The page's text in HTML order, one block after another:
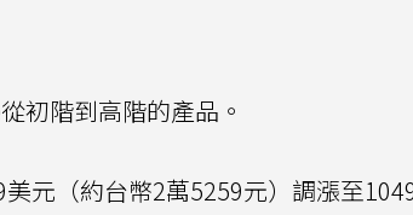
初階到高階的產品。
美元（約台幣2萬5259元）調漲至